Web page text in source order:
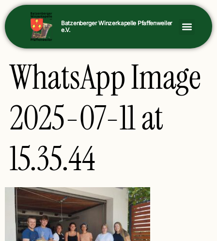
Batzenberger Winzerkapelle Pfaffenweiler
e.V.
WhatsApp Image
2025-07-11 at
15.35.44